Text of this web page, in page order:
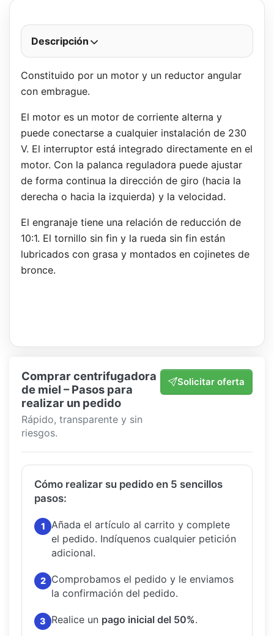
Descripción
Constituido por un motor y un reductor angular
con embrague.
El motor es un motor de corriente alterna y
puede conectarse a cualquier instalación de 230
V. El interruptor está integrado directamente en el
motor. Con la palanca reguladora puede ajustar
de forma continua la dirección de giro (hacia la
derecha o hacia la izquierda) y la velocidad.
El engranaje tiene una relación de reducción de
10:1. El tornillo sin fin y la rueda sin fin están
lubricados con grasa y montados en cojinetes de
bronce.
Comprar centrifugadora
de miel – Pasos para
realizar un pedido
Rápido, transparente y sin
riesgos.
Solicitar oferta
Cómo realizar su pedido en 5 sencillos
pasos:
1
Añada el artículo al carrito y complete
el pedido. Indíquenos cualquier petición
adicional.
2
Comprobamos el pedido y le enviamos
la confirmación del pedido.
3 Realice un pago inicial del 50%.